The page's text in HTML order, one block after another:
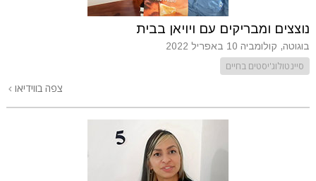
נוצצים ומבריקים עם ויויאן בבית
בוגוטה, קולומביה 10 באפריל 2022
סיינטולוג'יסטים בחיים
צפה בווידיאו